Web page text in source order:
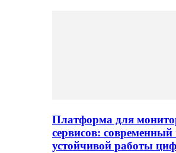
Платформа для
сервисов:
устойчивой работы